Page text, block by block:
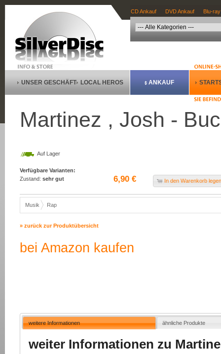
CD Ankauf DVD Ankauf Blu-
UNSER GESCHÄFT LOCAL HEROS ANKAUF
Martinez , Josh -
Auf Lager
Verfügbare Varianten:
Zustand: sehr gut 6,90 € In den Warenkorb
Musik Rap
» zurück zur Produktübersicht
bei Amazon kaufen
weitere Informationen ähnliche Produkte
weiter Informationen zu